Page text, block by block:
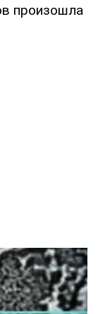
произошла